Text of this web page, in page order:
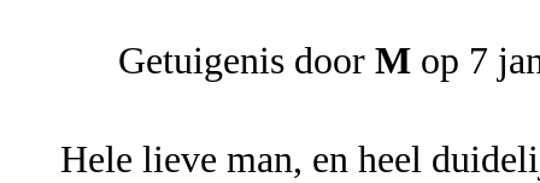
Getuigenis door M op 7
Hele lieve man, en heel